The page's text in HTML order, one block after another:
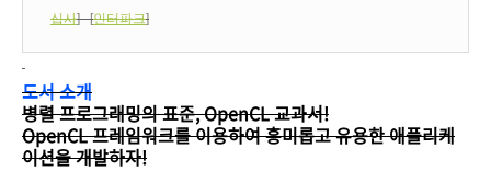
십사] [인터파크]
도서 소개
병렬 프로그래밍의 표준, OpenCL 교과서!
OpenCL 프레임워크를 이용하여 흥미롭고 유용한 애플리케
이션을 개발하자!